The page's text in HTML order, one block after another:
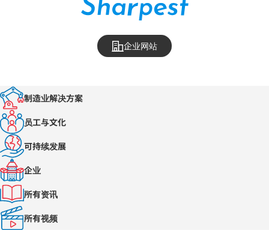
企业网站
制造业解决方案
员工与文化
可持续发展
企业
所有资讯
所有视频